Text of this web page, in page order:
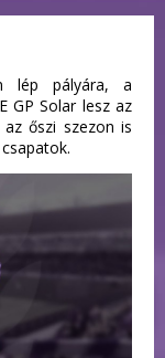
lép pályára, a
GP Solar lesz az
az őszi szezon is